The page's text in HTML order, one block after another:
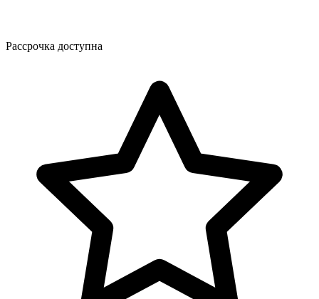
Рассрочка доступна